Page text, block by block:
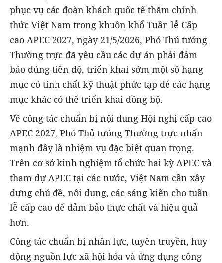
phục vụ các đoàn khách quốc tế thăm chính
thức Việt Nam trong khuôn khổ Tuần lễ Cấp
cao APEC 2027, ngày 21/5/2026, Phó Thủ tướng
Thường trực đã yêu cầu các dự án phải đảm
bảo đúng tiến độ, triển khai sớm một số hạng
mục có tính chất kỹ thuật phức tạp để các hạng
mục khác có thể triển khai đồng bộ.
Về công tác chuẩn bị nội dung Hội nghị cấp cao
APEC 2027, Phó Thủ tướng Thường trực nhấn
mạnh đây là nhiệm vụ đặc biệt quan trọng.
Trên cơ sở kinh nghiệm tổ chức hai kỳ APEC và
tham dự APEC tại các nước, Việt Nam cần xây
dựng chủ đề, nội dung, các sáng kiến cho tuần
lễ cấp cao để đảm bảo thực chất và hiệu quả
hơn.
Công tác chuẩn bị nhân lực, tuyên truyền, huy
động nguồn lực xã hội hóa và ứng dụng công